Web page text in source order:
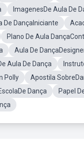
ImagenesDe Aula De
De DançaIniciante
Plano De Aula
Aula De
Aula De Dança
Polly
Apostila
Dança Papel